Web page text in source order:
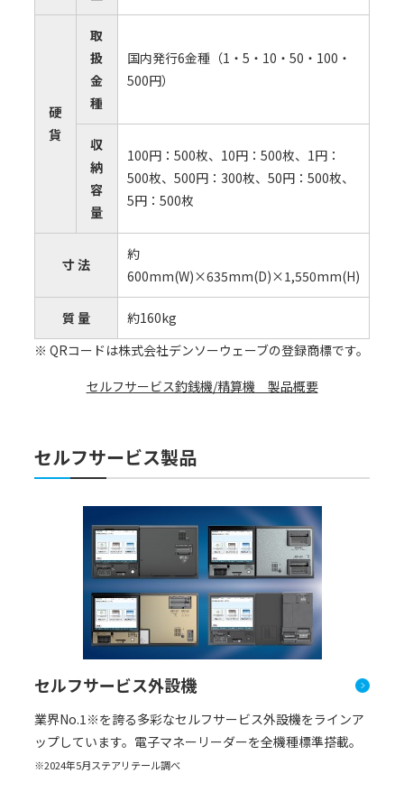
硬
貨
取
扱
⾦
種
国内発⾏6⾦種（1・5・10・50・100・
500円）
収
納
容
量
100円：500枚、10円：500枚、1円：
500枚、500円：300枚、50円：500枚、
5円：500枚
⼨ 法
約
600mm(W)×635mm(D)×1,550mm(H)
質 量
約160kg
※ QRコードは株式会社デンソーウェーブの登録商標です。
セルフサービス釣銭機/精算機 製品概要
セルフサービス製品
セルフサービス外設機
業界No.1※を誇る多彩なセルフサービス外設機をラインア
ップしています。電⼦マネーリーダーを全機種標準搭載。
※2024年5月ステアリテール調べ